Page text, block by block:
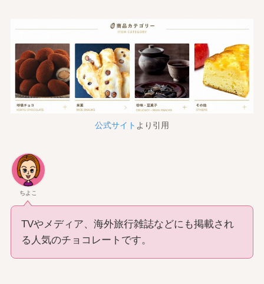
公式サイト より引用
ちよこ
TVやメディア、海外旅行雑誌などにも掲載され
る人気のチョコレートです。